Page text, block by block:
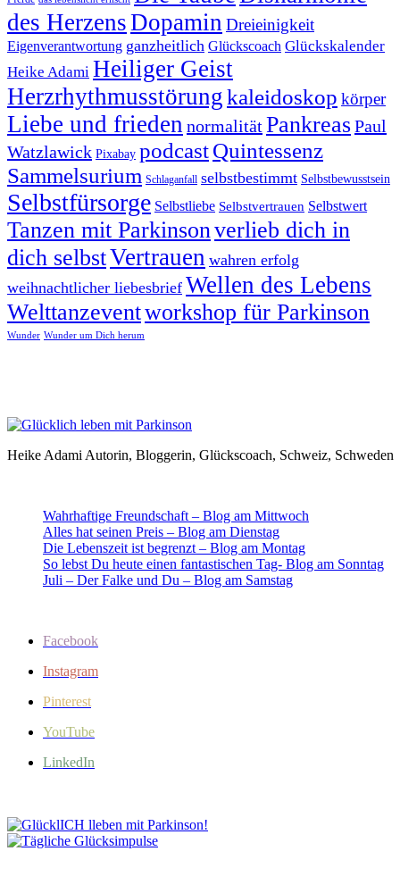
des HerzensDopamin Dreieinigkeit
Eigenverantwortung ganzheitlich Glückscoach Glückskalender
Heike Adami Heiliger Geist
Herzrhythmusstörungkaleidoskop körper
Liebe und frieden normalitätPankreasPaul
Watzlawick Pixabay podcastQuintessenz
Sammelsurium Schlaganfall selbstbestimmt Selbstbewusstsein
Selbstfürsorge Selbstliebe Selbstvertrauen Selbstwert
Tanzen mit Parkinsonverlieb dich in
dich selbstVertrauen wahren erfolg
weihnachtlicher liebesbrief Wellen des Lebens
Welttanzeventworkshop für Parkinson
Wunder Wunder um Dich herum
Heike Adami Autorin, Bloggerin, Glückscoach, Schweiz, Schweden
Wahrhaftige Freundschaft – Blog am Mittwoch
Alles hat seinen Preis – Blog am Dienstag
Die Lebenszeit ist begrenzt – Blog am Montag
So lebst Du heute einen fantastischen Tag- Blog am Sonntag
Juli – Der Falke und Du – Blog am Samstag
Facebook
Instagram
Pinterest
YouTube
LinkedIn